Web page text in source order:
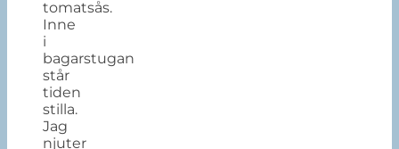
tomatsås.
Inne
i
bagarstugan
står
tiden
stilla.
Jag
njuter